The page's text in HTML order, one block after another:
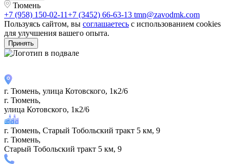
Тюмень
+7 (958) 150-02-11+7 (3452) 66-63-13 tmn@zavodmk.com
Пользуясь сайтом, вы соглашаетесь с использованием cookies
для улучшения вашего опыта.
Принять
г. Тюмень, улица Котовского, 1к2/6
г. Тюмень,
улица Котовского, 1к2/6
г. Тюмень, Старый Тобольский тракт 5 км, 9
г. Тюмень,
Старый Тобольский тракт 5 км, 9